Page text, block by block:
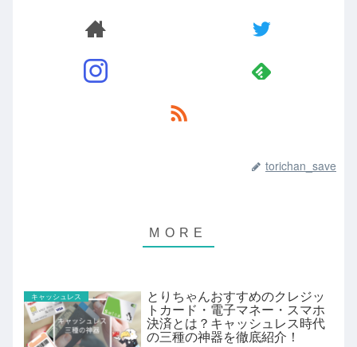
torichan_save
キャッシュレス とりちゃんおすすめのクレジッ
トカード・電子マネー・スマホ
決済とは？キャッシュレス時代
の三種の神器を徹底紹介！